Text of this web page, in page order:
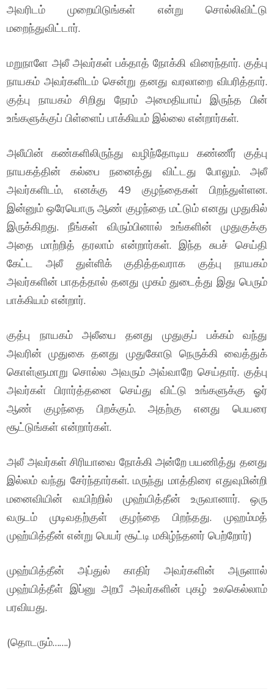
அவரிடம் முறையிடுங்கள் என்று சொல்லிவிட்டு
மறைந்துவிட்டார்.
மறுநாளே அலீ அவர்கள் பக்தாத் நோக்கி விரைந்தார். குத்பு
நாயகம் அவர்களிடம் சென்று தனது வரலாறை விபரித்தார்.
குத்பு நாயகம் சிறிது நேரம் அமைதியாய் இருந்த பின்
உங்களுக்குப் பிள்ளைப் பாக்கியம் இல்லை என்றார்கள்.
அலீயின் கண்களிலிருந்து வழிந்தோடிய கண்ணீர் குத்பு
நாயகத்தின் கல்பை நனைத்து விட்டது போலும். அலீ
அவர்களிடம், எனக்கு 49 குழந்தைகள் பிறந்துள்ளன.
இன்னும் ஒரேயொரு ஆண் குழந்தை மட்டும் எனது முதுகில்
இருக்கிறது. நீங்கள் விரும்பினால் உங்களின் முதுகுக்கு
அதை மாற்றித் தரலாம் என்றார்கள். இந்த சுபச் செய்தி
கேட்ட அலீ துள்ளிக் குதித்தவராக குத்பு நாயகம்
அவர்களின் பாதத்தால் தனது முகம் துடைத்து இது பெரும்
பாக்கியம் என்றார்.
குத்பு நாயகம் அலீயை தனது முதுகுப் பக்கம் வந்து
அவரின் முதுகை தனது முதுகோடு நெருக்கி வைத்துக்
கொள்ளுமாறு சொல்ல அவரும் அவ்வாறே செய்தார். குத்பு
அவர்கள் பிரார்த்தனை செய்து விட்டு உங்களுக்கு ஓர்
ஆண் குழந்தை பிறக்கும். அதற்கு எனது பெயரை
சூட்டுங்கள் என்றார்கள்.
அலீ அவர்கள் சிரியாவை நோக்கி அன்றே பயணித்து தனது
இல்லம் வந்து சேர்ந்தார்கள். மருந்து மாத்திரை எதுவுமின்றி
மனைவியின் வயிற்றில் முஹ்யித்தீன் உருவானார். ஒரு
வருடம் முடிவதற்குள் குழந்தை பிறந்தது. முஹம்மத்
முஹ்யித்தீன் என்று பெயர் சூட்டி மகிழ்ந்தனர் பெற்றோர்)
முஹ்யித்தீன் அப்துல் காதிர் அவர்களின் அருளால்
முஹ்யித்தீள் இப்னு அறபீ அவர்களின் புகழ் உலகெல்லாம்
பரவியது.
(தொடரும்…….)